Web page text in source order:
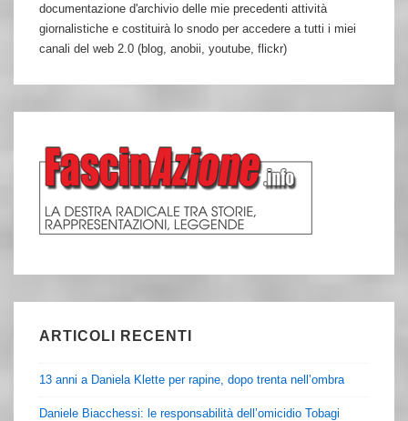
documentazione d'archivio delle mie precedenti attività
giornalistiche e costituirà lo snodo per accedere a tutti i miei
canali del web 2.0 (blog, anobii, youtube, flickr)
ARTICOLI RECENTI
13 anni a Daniela Klette per rapine, dopo trenta nell’ombra
Daniele Biacchessi: le responsabilità dell’omicidio Tobagi